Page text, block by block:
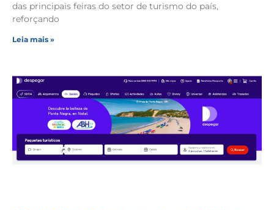
das principais feiras do setor de turismo do país,
reforçando
Leia mais »